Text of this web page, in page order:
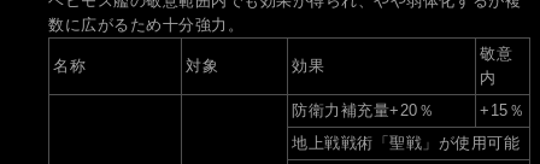
数に広がるため十分強力。
名称 対象 効果
敬意
内
防衛力補充量+20％
+15％
地上戦戦術「聖戦」が使用可能